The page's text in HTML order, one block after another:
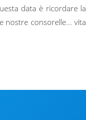
data è ricordare la
nostre consorelle... vita